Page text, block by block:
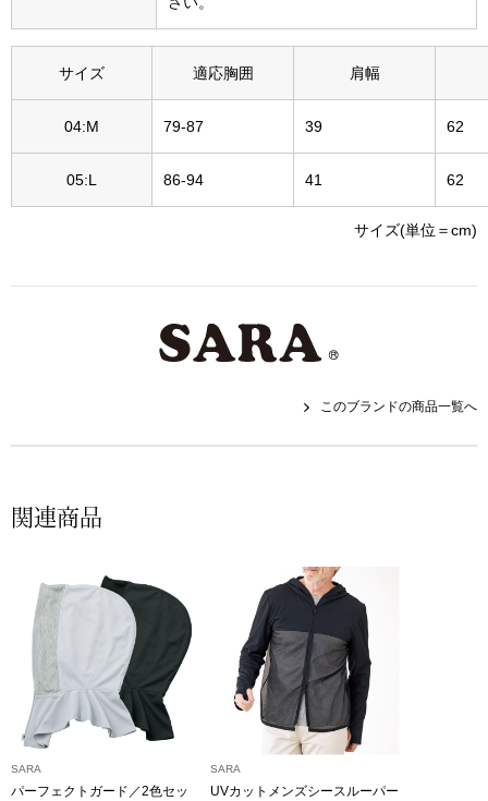
ズ
ランド
ネクタイ
和装
和装小物
サイズ 適応胸囲 肩幅
04:M 79-87 39 62
05:L 86-94 41 62
サイズ(単位＝cm)
このブランドの商品一覧へ
関連商品
SARA
パーフェクトガード／2色セッ
SARA
UVカットメンズシースルーパー